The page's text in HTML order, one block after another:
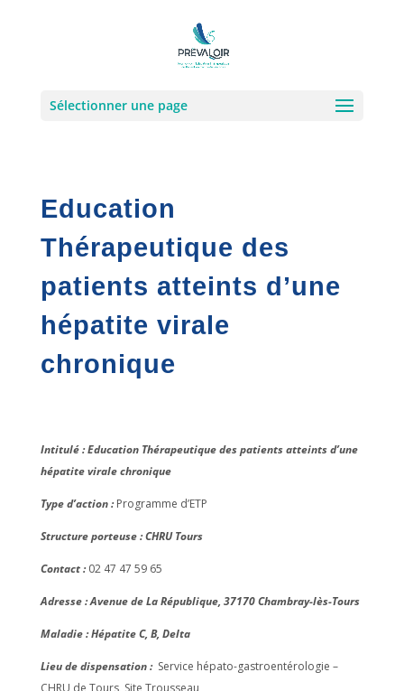
Sélectionner une page
Education
Thérapeutique des
patients atteints d’une
hépatite virale
chronique
Intitulé : Education Thérapeutique des patients atteints d’une
hépatite virale chronique
Type d’action :Programme d’ETP
Structure porteuse : CHRU Tours
Contact :02 47 47 59 65
Adresse : Avenue de La République, 37170 Chambray-lès-Tours
Maladie : Hépatite C, B, Delta
Lieu de dispensation : Service hépato-gastroentérologie –
CHRU de Tours, Site Trousseau